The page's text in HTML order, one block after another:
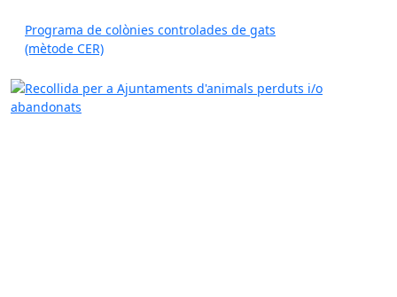
Programa de colònies controlades de gats
(mètode CER)